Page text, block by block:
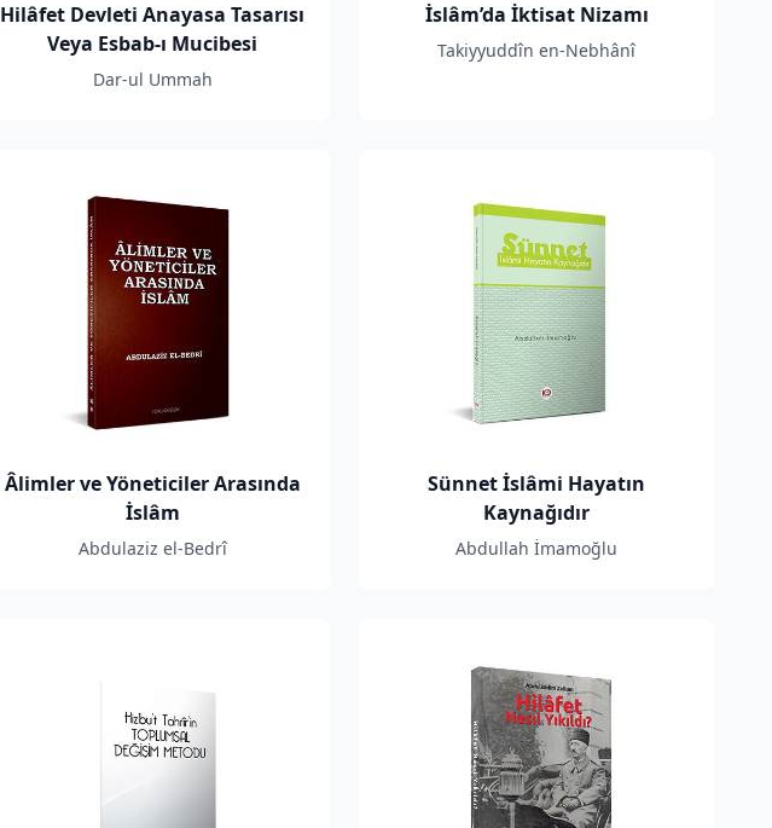
Hilâfet Devleti Anayasa Tasarısı
Veya Esbab-ı Mucibesi
Dar-ul Ummah
İslâm’da İktisat Nizamı
Takiyyuddîn en-Nebhânî
Âlimler ve Yöneticiler Arasında
İslâm
Abdulaziz el-Bedrî
Sünnet İslâmi Hayatın
Kaynağıdır
Abdullah İmamoğlu